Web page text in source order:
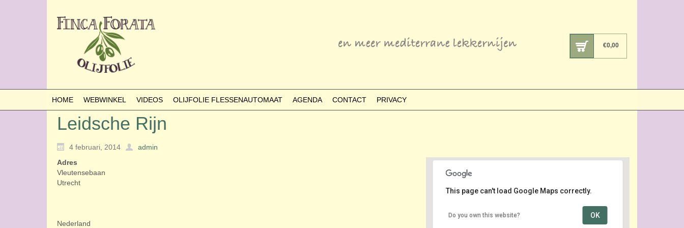
€0,00
HOME WEBWINKEL VIDEOS OLIJFOLIE FLESSENAUTOMAAT AGENDA CONTACT PRIVACY
Leidsche Rijn
4 februari, 2014 admin
Leidsche Rijn
This page can't load Google Maps correctly.
Do you own this website? OK
Adres
Vleutensebaan
Utrecht
Nederland